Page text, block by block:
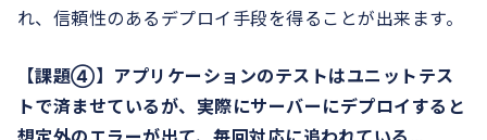
れ、信頼性のあるデプロイ手段を得ることが出来ます。
【課題④】アプリケーションのテストはユニットテス
トで済ませているが、実際にサーバーにデプロイすると